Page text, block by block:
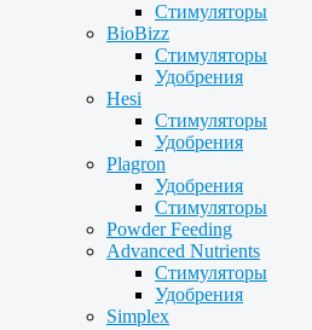
Стимуляторы
BioBizz
Стимуляторы
Удобрения
Hesi
Стимуляторы
Удобрения
Plagron
Удобрения
Стимуляторы
Powder Feeding
Advanced Nutrients
Стимуляторы
Удобрения
Simplex